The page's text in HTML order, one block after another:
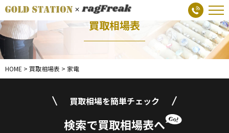
買取相場表
HOME > 買取相場表 > 家電
買取相場を簡単チェック
検索で買取相場表へ